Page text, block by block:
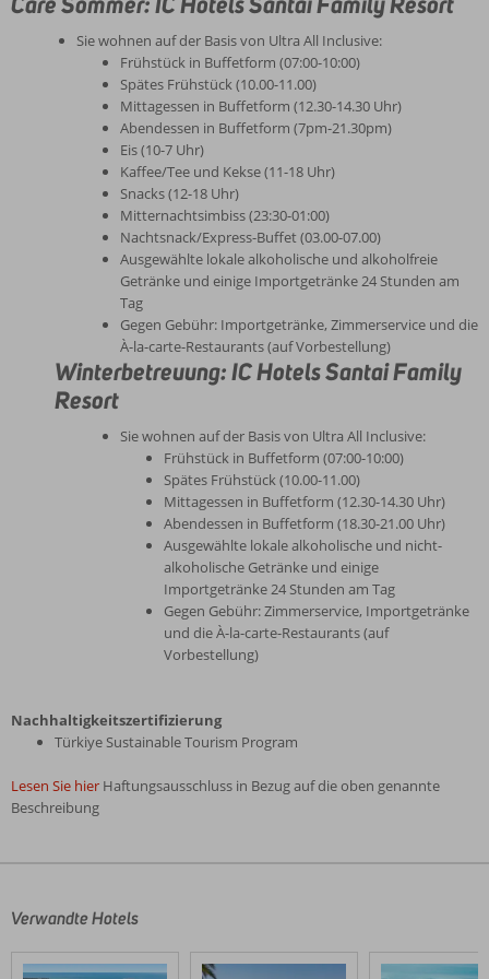
Sie wohnen auf der Basis von Ultra All Inclusive:
Frühstück in Buffetform (07:00-10:00)
Spätes Frühstück (10.00-11.00)
Mittagessen in Buffetform (12.30-14.30 Uhr)
Abendessen in Buffetform (7pm-21.30pm)
Eis (10-7 Uhr)
Kaffee/Tee und Kekse (11-18 Uhr)
Snacks (12-18 Uhr)
Mitternachtsimbiss (23:30-01:00)
Nachtsnack/Express-Buffet (03.00-07.00)
Ausgewählte lokale alkoholische und alkoholfreie
Getränke und einige Importgetränke 24 Stunden am
Tag
Gegen Gebühr: Importgetränke, Zimmerservice und die
À-la-carte-Restaurants (auf Vorbestellung)
Winterbetreuung: IC Hotels Santai Family
Resort
Sie wohnen auf der Basis von Ultra All Inclusive:
Frühstück in Buffetform (07:00-10:00)
Spätes Frühstück (10.00-11.00)
Mittagessen in Buffetform (12.30-14.30 Uhr)
Abendessen in Buffetform (18.30-21.00 Uhr)
Ausgewählte lokale alkoholische und nicht-
alkoholische Getränke und einige
Importgetränke 24 Stunden am Tag
Gegen Gebühr: Zimmerservice, Importgetränke
und die À-la-carte-Restaurants (auf
Vorbestellung)
Nachhaltigkeitszertifizierung
Türkiye Sustainable Tourism Program
Lesen Sie hier Haftungsausschluss in Bezug auf die oben genannte
Beschreibung
von
Gästen
Verwandte Hotels